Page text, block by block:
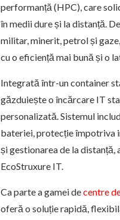
performanță (HPC), care
în medii dure și la distanță.
militar, minerit, petrol și
cu o eficiență mai bună și o
Integrată într-un container
găzduiește o încărcare IT
personalizată. Sistemul
bateriei, protecție împotriva
și gestionarea de la
EcoStruxure IT.
Ca parte a gamei decentre
oferă o soluție rapidă,